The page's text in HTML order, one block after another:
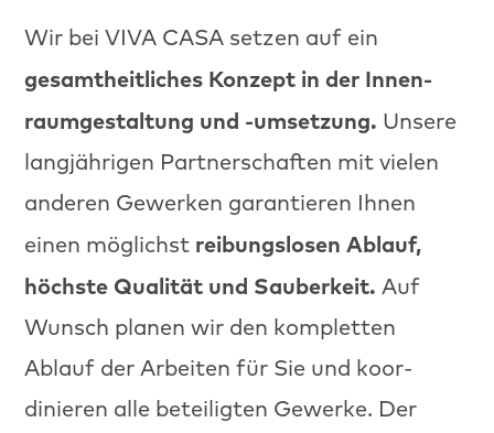
Wir beiVIVA CASA set­zen auf ein
gesamtheitlich­es Konzept in der Innen­
raumgestal­tung und -umset­zung. Unsere
langjähri­gen Part­ner­schaften mit vie­len
anderen Gew­erken garantieren Ihnen
einen möglichst rei­bungslosen Ablauf,
höch­ste Qual­ität und Sauberkeit. Auf
Wun­sch pla­nen wir den kom­plet­ten
Ablauf der Arbeit­en für Sie und koor­
dinieren alle beteiligten Gew­erke. Der